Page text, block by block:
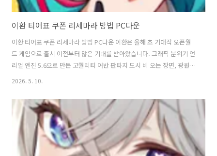
이환 티어표 쿠폰 리세마라 방법 PC다운
이환 티어표 쿠폰 리세마라 방법 PC다운 이환은 올해 초 기대작 오픈월
드 게임으로 출시 이전부터 많은 기대를 받아왔습니다. 그래픽 분위기 언
리얼 엔진 5.6으로 만든 고퀄리티 어반 판타지 도시 비 오는 장면, 광원
효과, 이상 현상 연출이 압도적 서브컬처 게임 중 최고 수준 평가 많음 맵
징, 가게 경영, 레이싱, 마작 등 풍부. GTA + 서브컬처 느낌 초반이 유치
하고 가벼움.연출이 촌스럽다는 지적 많음. 후반으로 갈수록 나아진다는
의견도 있음. 호불호 갈림. 액션성은 괜찮지만 타격감·깊이가 약하다는
평. 리세마라 방법튜토리얼 진행 - 그림 없는 액자 보스 잡고 - 벚꽃 마을
까지 스토리 스킵 - 선로 앞 도착 우편수령 추..
2026. 5. 10.